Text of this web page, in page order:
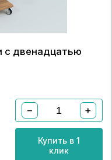
с двенадцатью
− +
Купить в 1
клик